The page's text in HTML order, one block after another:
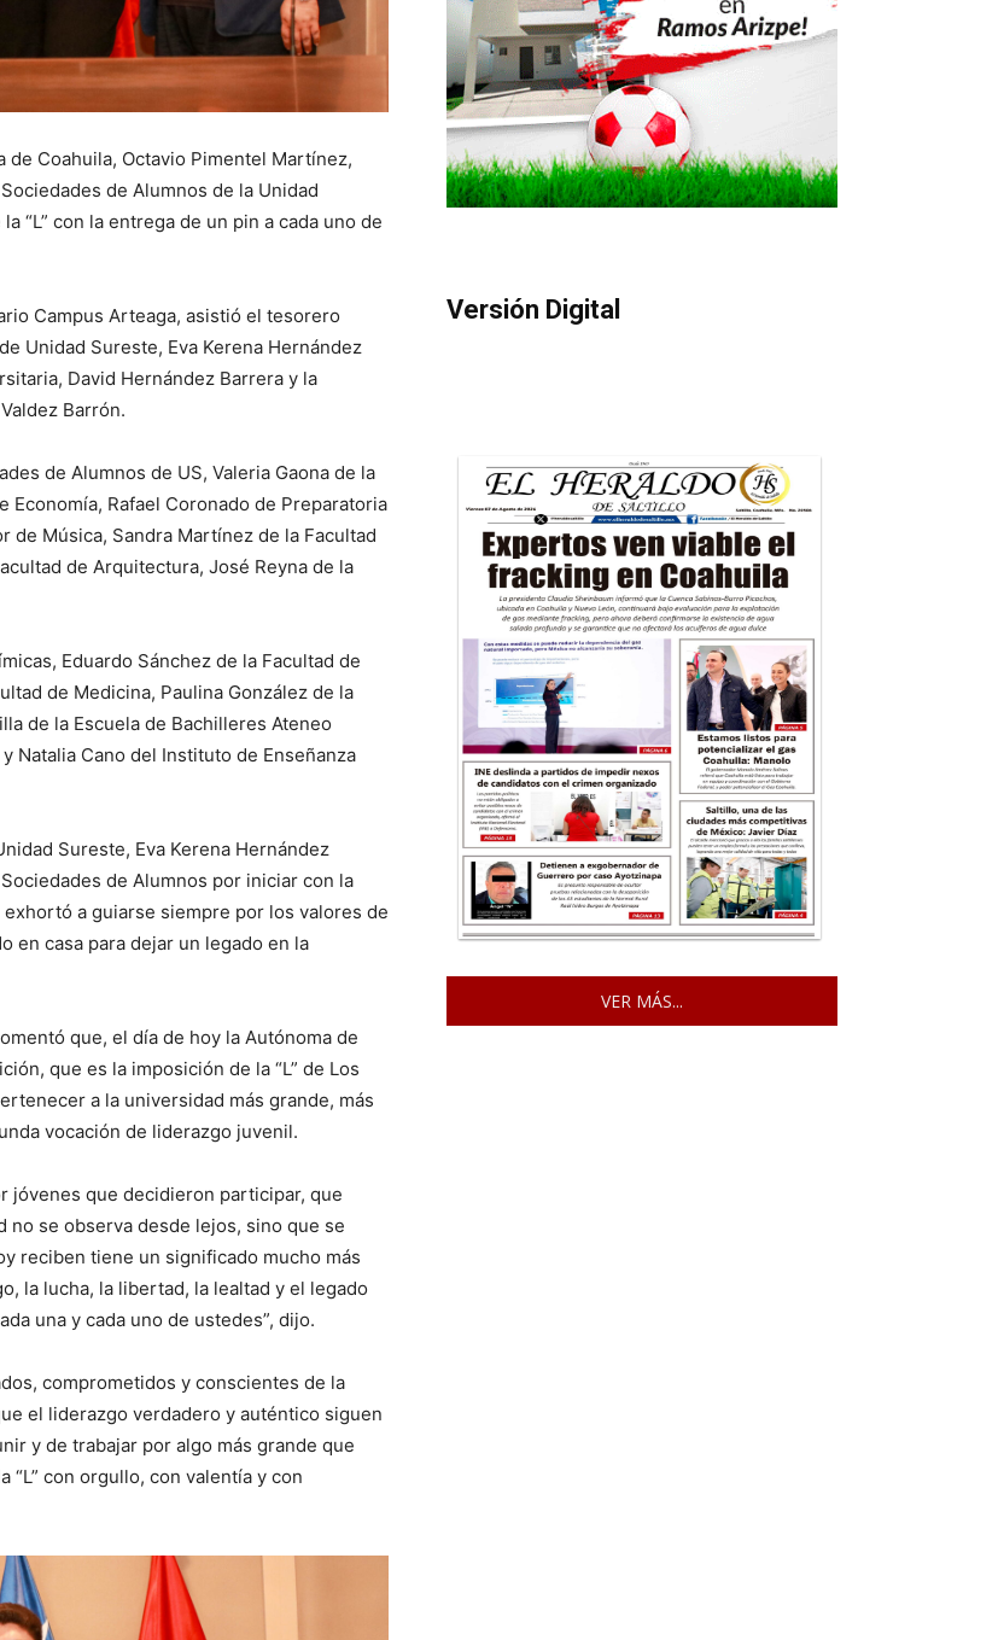
Coahuila, Octavio Pimentel Martínez,
de Alumnos de la Unidad
“L” con la entrega de un pin a cada uno de
Campus Arteaga, asistió el tesorero
Unidad Sureste, Eva Kerena Hernández
David Hernández Barrera y la
Barrón.
de Alumnos de US, Valeria Gaona de la
Economía, Rafael Coronado de Preparatoria
de Música, Sandra Martínez de la Facultad
de Arquitectura, José Reyna de la
Eduardo Sánchez de la Facultad de
de Medicina, Paulina González de la
de la Escuela de Bachilleres Ateneo
Natalia Cano del Instituto de Enseñanza
Sureste, Eva Kerena Hernández
de Alumnos por iniciar con la
a guiarse siempre por los valores de
en casa para dejar un legado en la
que, el día de hoy la Autónoma de
que es la imposición de la “L” de Los
a la universidad más grande, más
vocación de liderazgo juvenil.
jóvenes que decidieron participar, que
se observa desde lejos, sino que se
reciben tiene un significado mucho más
la lucha, la libertad, la lealtad y el legado
una y cada uno de ustedes”, dijo.
comprometidos y conscientes de la
el liderazgo verdadero y auténtico siguen
y de trabajar por algo más grande que
con orgullo, con valentía y con
Versión Digital
VER MÁS...